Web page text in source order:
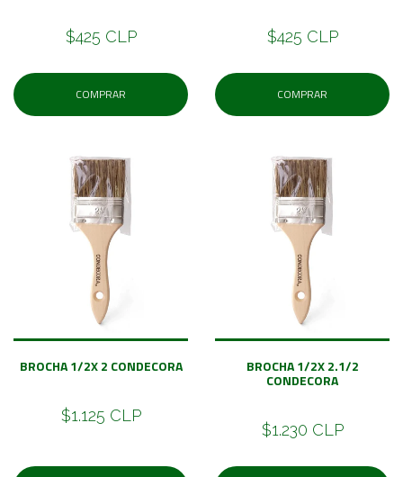
$425 CLP
COMPRAR
$425 CLP
COMPRAR
BROCHA 1/2X 2 CONDECORA
$1.125 CLP
BROCHA 1/2X 2.1/2
CONDECORA
$1.230 CLP